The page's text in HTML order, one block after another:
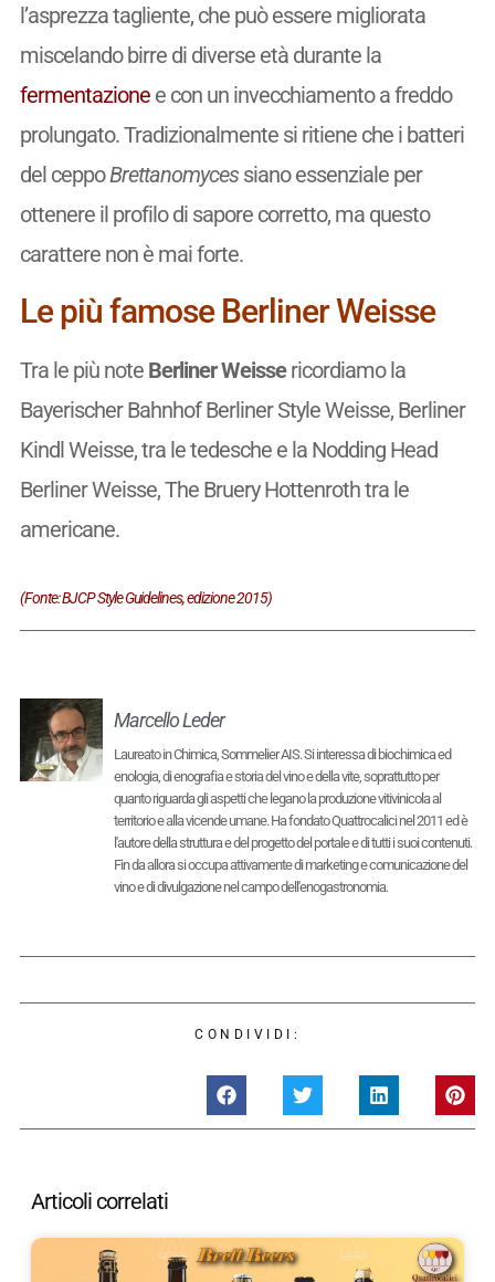
l’asprezza tagliente, che può essere migliorata
miscelando birre di diverse età durante la
fermentazionee con un invecchiamento a freddo
prolungato. Tradizionalmente si ritiene che i batteri
del ceppoBrettanomycessiano essenziale per
ottenere il profilo di sapore corretto, ma questo
carattere non è mai forte.
Le più famose Berliner Weisse
Tra le più note Berliner Weissericordiamo la
Bayerischer Bahnhof Berliner Style Weisse, Berliner
Kindl Weisse, tra le tedesche e la Nodding Head
Berliner Weisse, The Bruery Hottenroth tra le
americane.
(Fonte: BJCP Style Guidelines, edizione 2015)
Marcello Leder
Laureato in Chimica, Sommelier AIS. Si interessa di biochimica ed
enologia, di enografia e storia del vino e della vite, soprattutto per
quanto riguarda gli aspetti che legano la produzione vitivinicola al
territorio e alla vicende umane. Ha fondato Quattrocalici nel 2011 ed è
l'autore della struttura e del progetto del portale e di tutti i suoi contenuti.
Fin da allora si occupa attivamente di marketing e comunicazione del
vino e di divulgazione nel campo dell'enogastronomia.
CONDIVIDI:
Articoli correlati